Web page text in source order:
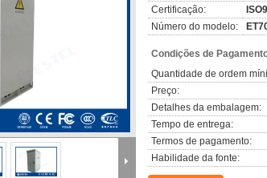
Certificação:
Número do modelo:
Condições de
Quantidade de ordem
Preço:
Detalhes da embalagem:
Tempo de entrega:
Termos de pagamento:
Habilidade da fonte: